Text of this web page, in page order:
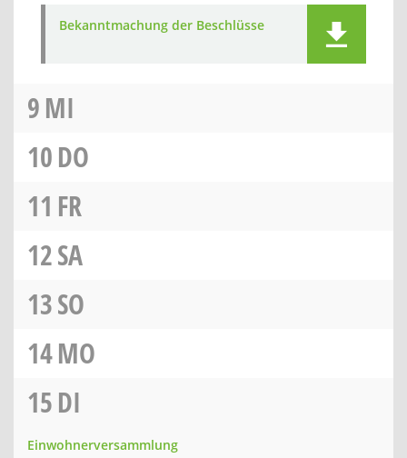
Bekanntmachung der Beschlüsse
9MI
10DO
11 FR
12SA
13SO
14MO
15DI
Einwohnerversammlung